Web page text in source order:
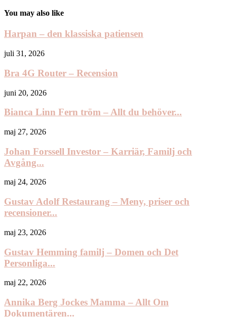
You may also like
Harpan – den klassiska patiensen
juli 31, 2026
Bra 4G Router – Recension
juni 20, 2026
Bianca Linn Fern tröm – Allt du behöver...
maj 27, 2026
Johan Forssell Investor – Karriär, Familj och
Avgång...
maj 24, 2026
Gustav Adolf Restaurang – Meny, priser och
recensioner...
maj 23, 2026
Gustav Hemming familj – Domen och Det
Personliga...
maj 22, 2026
Annika Berg Jockes Mamma – Allt Om
Dokumentären...